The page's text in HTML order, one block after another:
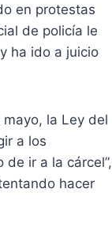
en protestas
de policía le
ha ido a juicio
la Ley del
a los
ir a la cárcel”,
hacer